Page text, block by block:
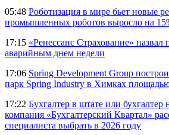
05:48 Роботизация в мире бьет новые
промышленных роботов выросло на
17:15 «Ренессанс Страхование»
аварийным днем недели
17:06 Spring Development Group
парк Spring Industry в Химках
17:22 Бухгалтер в штате или бухгалтер
компания «Бухгалтерский Квартал»
специалиста выбрать в 2026 году